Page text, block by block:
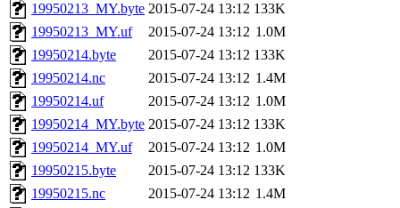
19950213_MY.byte 2015-07-24 13:12 133K
19950213_MY.uf
2015-07-24 13:12 1.0M
19950214.byte
2015-07-24 13:12 133K
19950214.nc
2015-07-24 13:12 1.4M
19950214.uf
2015-07-24 13:12 1.0M
19950214_MY.byte 2015-07-24 13:12 133K
19950214_MY.uf
2015-07-24 13:12 1.0M
19950215.byte
2015-07-24 13:12 133K
19950215.nc
2015-07-24 13:12 1.4M